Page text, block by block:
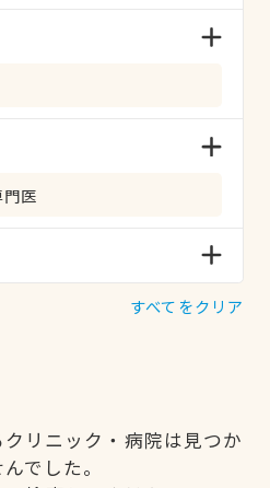
医
すべてをクリア
リニック・病院は見つか
でした。